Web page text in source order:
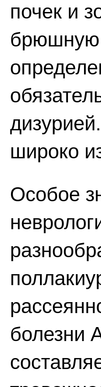
почек и
брюшную
широко
Особое
болезни